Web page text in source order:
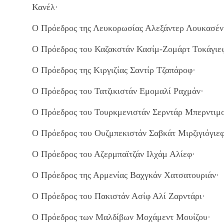
Κανέλ·
Ο Πρόεδρος της Λευκορωσίας Αλεξάντερ
Ο Πρόεδρος του Καζακστάν Κασίμ-Ζομάρτ
Ο Πρόεδρος της Κιργιζίας Σαντίρ Τζαπάροφ·
Ο Πρόεδρος του Τατζικιστάν Εμομαλί Ραχμάν·
Ο Πρόεδρος του Τουρκμενιστάν Σερντάρ
Ο Πρόεδρος του Ουζμπεκιστάν Σαβκάτ
Ο Πρόεδρος του Αζερμπαϊτζάν Ιλχάμ Αλίεφ·
Ο Πρόεδρος της Αρμενίας Βαχγκάν Χατσατουριάν·
Ο Πρόεδρος του Πακιστάν Ασίφ Αλί Ζαρντάρι·
Ο Πρόεδρος των Μαλδίβων Μοχάμεντ Μουίζου·